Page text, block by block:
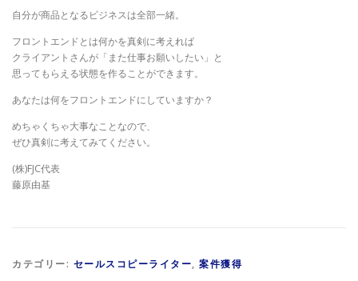
自分が商品となるビジネスは全部一緒。
フロントエンドとは何かを真剣に考えれば
クライアントさんが「また仕事お願いしたい」と
思ってもらえる状態を作ることができます。
あなたは何をフロントエンドにしていますか？
めちゃくちゃ大事なことなので、
ぜひ真剣に考えてみてください。
(株)FJC代表
藤原由基
カテゴリー: セールスコピーライター, 案件獲得